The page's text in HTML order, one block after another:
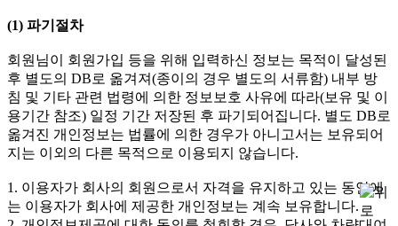
(1) 파기절차
회원님이 회원가입 등을 위해 입력하신 정보는 목적이 달성된
후 별도의 DB로 옮겨져(종이의 경우 별도의 서류함) 내부 방
침 및 기타 관련 법령에 의한 정보보호 사유에 따라(보유 및 이
용기간 참조) 일정 기간 저장된 후 파기되어집니다. 별도 DB로
옮겨진 개인정보는 법률에 의한 경우가 아니고서는 보유되어
지는 이외의 다른 목적으로 이용되지 않습니다.
1. 이용자가 회사의 회원으로서 자격을 유지하고 있는 동안에
는 이용자가 회사에 제공한 개인정보는 계속 보유합니다.